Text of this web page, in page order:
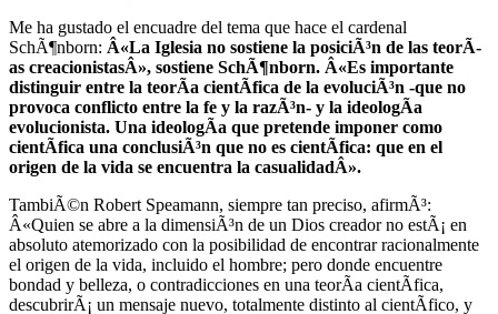
Me ha gustado el encuadre del tema que hace el cardenal
SchÃ¶nborn: Â«La Iglesia no sostiene la posiciÃ³n de las teorÃ­
as creacionistasÂ», sostiene SchÃ¶nborn. Â«Es importante
distinguir entre la teorÃ­a cientÃ­fica de la evoluciÃ³n -que no
provoca conflicto entre la fe y la razÃ³n- y la ideologÃ­a
evolucionista. Una ideologÃ­a que pretende imponer como
cientÃ­fica una conclusiÃ³n que no es cientÃ­fica: que en el
origen de la vida se encuentra la casualidadÂ».
TambiÃ©n Robert Speamann, siempre tan preciso, afirmÃ³:
Â«Quien se abre a la dimensiÃ³n de un Dios creador no estÃ¡ en
absoluto atemorizado con la posibilidad de encontrar racionalmente
el origen de la vida, incluido el hombre; pero donde encuentre
bondad y belleza, o contradicciones en una teorÃ­a cientÃ­fica,
descubrirÃ¡ un mensaje nuevo, totalmente distinto al cientÃ­fico, y